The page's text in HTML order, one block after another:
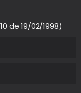
de 19/02/1998)